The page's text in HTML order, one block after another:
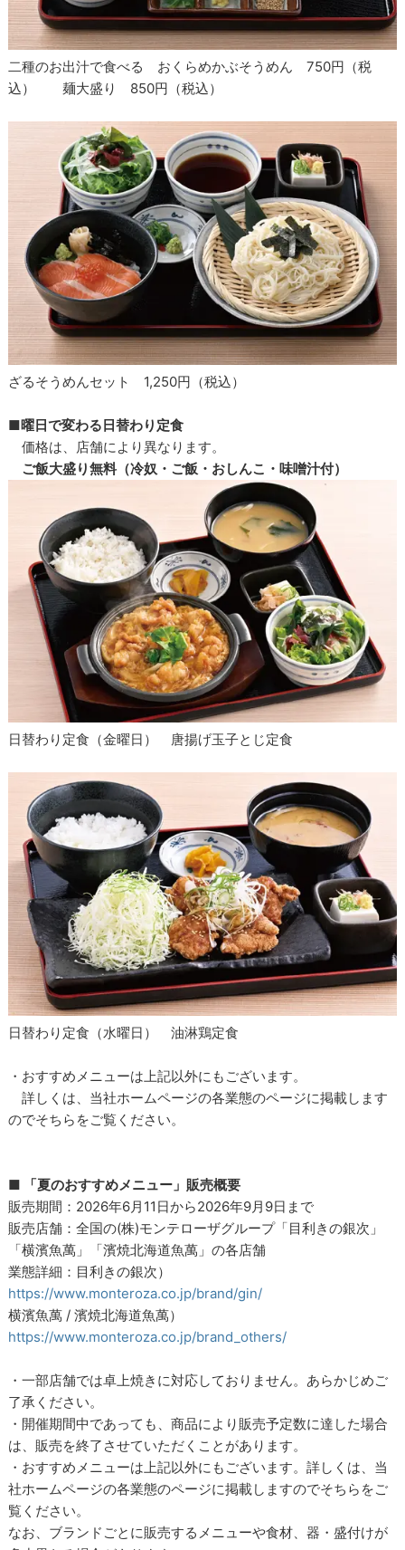
二種のお出汁で食べる おくらめかぶそうめん 750円（税
込） 麺大盛り 850円（税込）
ざるそうめんセット 1,250円（税込）
■曜日で変わる日替わり定食
価格は、店舗により異なります。
ご飯大盛り無料（冷奴・ご飯・おしんこ・味噌汁付）
日替わり定食（金曜日） 唐揚げ玉子とじ定食
日替わり定食（水曜日） 油淋鶏定食
・おすすめメニューは上記以外にもございます。
詳しくは、当社ホームページの各業態のページに掲載します
のでそちらをご覧ください。
■ 「夏のおすすめメニュー」販売概要
販売期間：2026年6月11日から2026年9月9日まで
販売店舗：全国の(株)モンテローザグループ「目利きの銀次」
「横濱魚萬」「濱焼北海道魚萬」の各店舗
業態詳細：目利きの銀次）
https://www.monteroza.co.jp/brand/gin/
横濱魚萬 / 濱焼北海道魚萬）
https://www.monteroza.co.jp/brand_others/
・一部店舗では卓上焼きに対応しておりません。あらかじめご
了承ください。
・開催期間中であっても、商品により販売予定数に達した場合
は、販売を終了させていただくことがあります。
・おすすめメニューは上記以外にもございます。詳しくは、当
社ホームページの各業態のページに掲載しますのでそちらをご
覧ください。
なお、ブランドごとに販売するメニューや食材、器・盛付けが